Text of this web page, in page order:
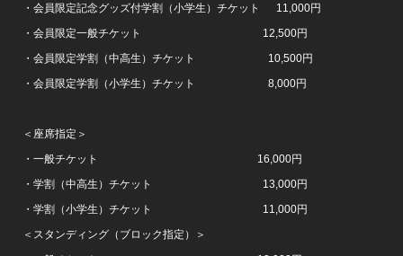
・会員限定記念グッズ付学割（小学生）チケット 11,000円
・会員限定一般チケット 12,500円
・会員限定学割（中高生）チケット 10,500円
・会員限定学割（小学生）チケット 8,000円
＜座席指定＞
・一般チケット 16,000円
・学割（中高生）チケット 13,000円
・学割（小学生）チケット 11,000円
＜スタンディング（ブロック指定）＞